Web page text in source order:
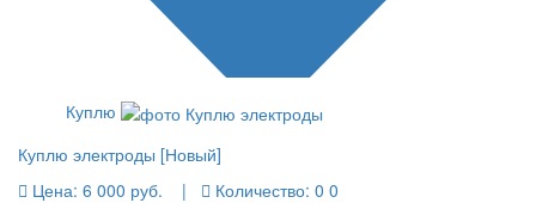
Куплю
Куплю электроды [Новый]
Цена: 6 000 руб. | Количество: 0 0